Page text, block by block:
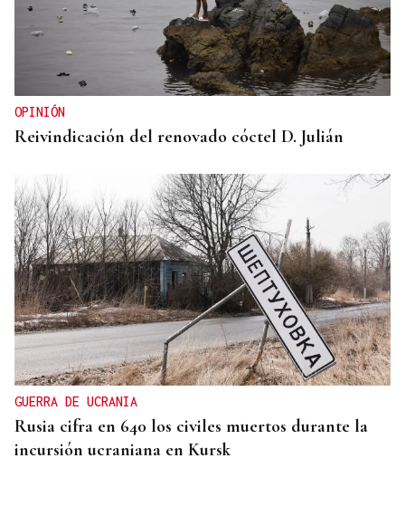
OPINIÓN
Reivindicación del renovado cóctel D. Julián
GUERRA DE UCRANIA
Rusia cifra en 640 los civiles muertos durante la
incursión ucraniana en Kursk